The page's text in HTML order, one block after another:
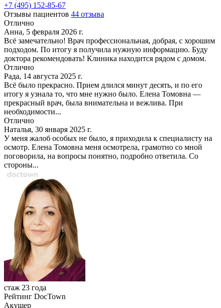
+7 (495) 152-85-67
Отзывы пациентов 44 отзыва
Отлично
Анна, 5 февраля 2026 г.
Всё замечательно! Врач профессиональная, добрая, с хорошим
подходом. По итогу я получила нужную информацию. Буду
доктора рекомендовать! Клиника находится рядом с домом.
Отлично
Рада, 14 августа 2025 г.
Всё было прекрасно. Прием длился минут десять, и по его
итогу я узнала то, что мне нужно было. Елена Томовна —
прекрасный врач, была внимательна и вежлива. При
необходимости...
Отлично
Наталья, 30 января 2025 г.
У меня жалоб особых не было, я приходила к специалисту на
осмотр. Елена Томовна меня осмотрела, грамотно со мной
поговорила, на вопросы понятно, подробно ответила. Со
стороны...
стаж 23 года
Рейтинг DocTown
Акушер